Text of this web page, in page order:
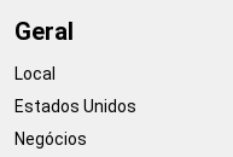
Geral
Local
Estados Unidos
Negócios